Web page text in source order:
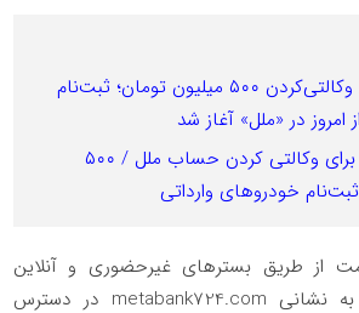
مهلت ۶ روزه برای وکالتی‌کردن ۵۰۰ میلیون تومان؛ ثبت‌نام
امروز در «ملل» آغاز شد
فقط ۵ روز فرصت برای وکالتی کردن حساب ملل / ۵۰۰
خودروهای وارداتی
از طریق بسترهای غیرحضوری و آنلاین
به نشانی metabank724.com در دسترس